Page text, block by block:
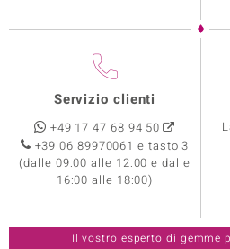
Servizio clienti
+49 17 47 68 94 50
+39 06 89970061 e tasto 3
(dalle 09:00 alle 12:00 e dalle
16:00 alle 18:00)
Il vostro esperto di gemme